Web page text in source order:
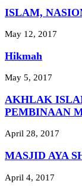
ISLAM,
May 12, 2017
Hikmah
May 5, 2017
AKHLAK
PEMBINAAN
April 28, 2017
MASJID AYA
April 4, 2017